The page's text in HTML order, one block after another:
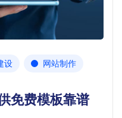
设 网站制作
免费模板靠谱